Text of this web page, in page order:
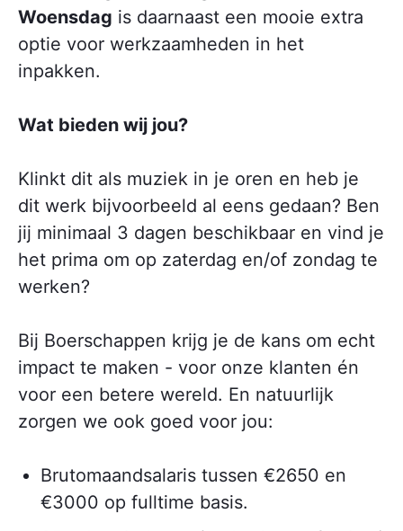
Woensdag is daarnaast een mooie extra
optie voor werkzaamheden in het
inpakken.
Wat bieden wij jou?
Klinkt dit als muziek in je oren en heb je
dit werk bijvoorbeeld al eens gedaan? Ben
jij minimaal 3 dagen beschikbaar en vind je
het prima om op zaterdag en/of zondag te
werken?
Bij Boerschappen krijg je de kans om echt
impact te maken - voor onze klanten én
voor een betere wereld. En natuurlijk
zorgen we ook goed voor jou:
Brutomaandsalaris tussen €2650 en
€3000 op fulltime basis.